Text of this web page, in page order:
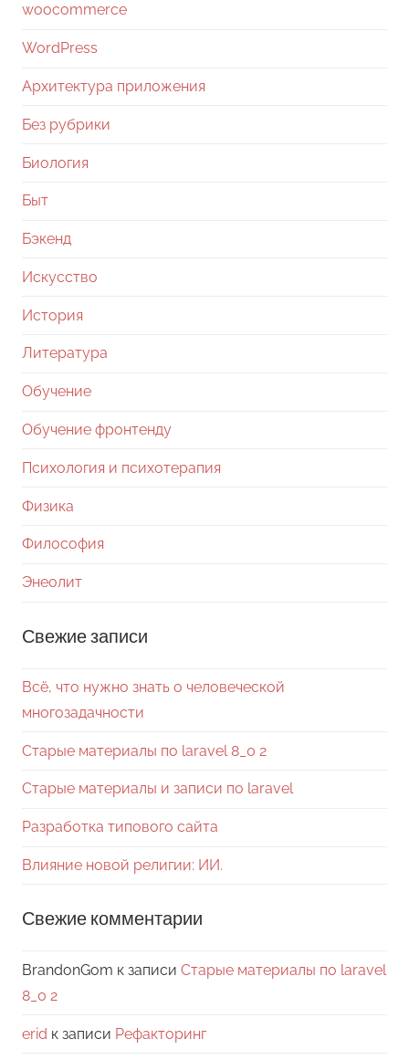
woocommerce
WordPress
Архитектура приложения
Без рубрики
Биология
Быт
Бэкенд
Искусство
История
Литература
Обучение
Обучение фронтенду
Психология и психотерапия
Физика
Философия
Энеолит
Свежие записи
Всё, что нужно знать о человеческой
многозадачности
Старые материалы по laravel 8_0 2
Старые материалы и записи по laravel
Разработка типового сайта
Влияние новой религии: ИИ.
Свежие комментарии
BrandonGom к записи Старые материалы по laravel
8_0 2
erid к записи Рефакторинг